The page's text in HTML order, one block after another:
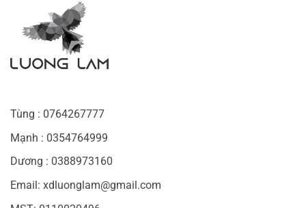
Tùng : 0764267777
Mạnh : 0354764999
Dương : 0388973160
Email: xdluonglam@gmail.com